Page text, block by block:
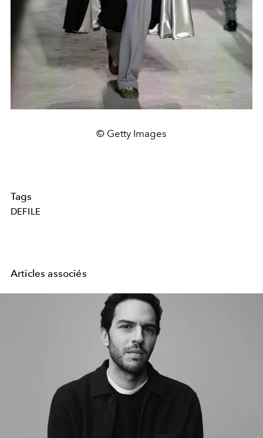
© Getty Images
Tags
DEFILE
Articles associés